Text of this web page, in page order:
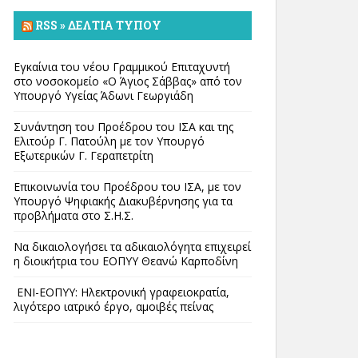
RSS » ΔΕΛΤΊΑ ΤΎΠΟΥ
Εγκαίνια του νέου Γραμμικού Επιταχυντή
στο νοσοκομείο «Ο Άγιος Σάββας» από τον
Υπουργό Υγείας Άδωνι Γεωργιάδη
Συνάντηση του Προέδρου του ΙΣΑ και της
Ελιτούρ Γ. Πατούλη με τον Υπουργό
Εξωτερικών Γ. Γεραπετρίτη
Επικοινωνία του Προέδρου του ΙΣΑ, με τον
Υπουργό Ψηφιακής Διακυβέρνησης για τα
προβλήματα στο Σ.Η.Σ.
Να δικαιολογήσει τα αδικαιολόγητα επιχειρεί
η διοικήτρια του ΕΟΠΥΥ Θεανώ Καρποδίνη
ΕΝΙ-ΕΟΠΥΥ: Ηλεκτρονική γραφειοκρατία,
λιγότερο ιατρικό έργο, αμοιβές πείνας